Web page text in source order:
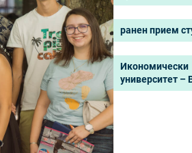
ранен прием
Икономически
университет –